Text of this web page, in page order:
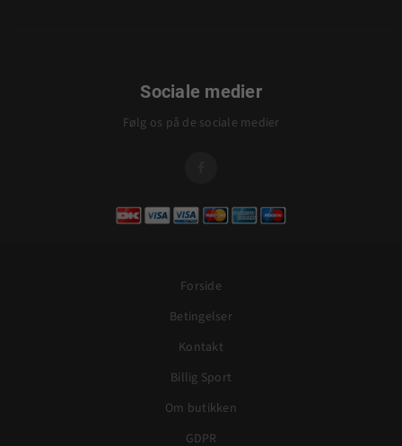
Sociale medier
Følg os på de sociale medier
Forside
Betingelser
Kontakt
Billig Sport
Om butikken
GDPR